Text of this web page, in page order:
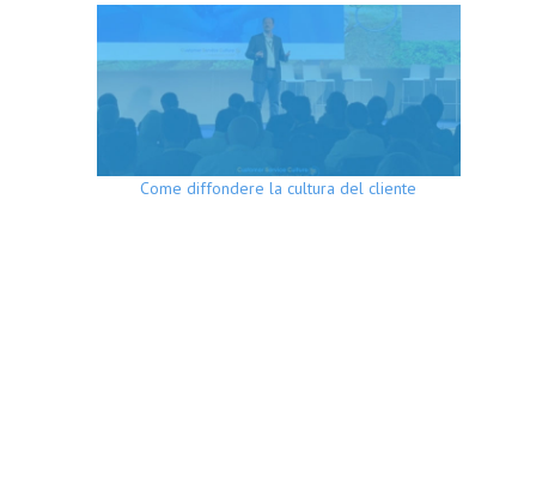
Come diffondere la cultura del cliente